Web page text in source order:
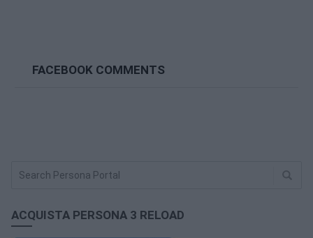
FACEBOOK COMMENTS
ACQUISTA PERSONA 3 RELOAD